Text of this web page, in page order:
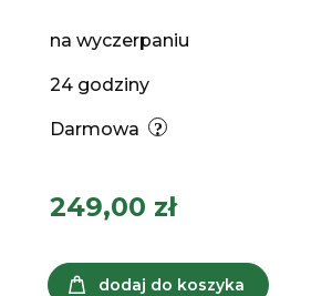
na wyczerpaniu
24 godziny
Darmowa
249,00 zł
dodaj do koszyka